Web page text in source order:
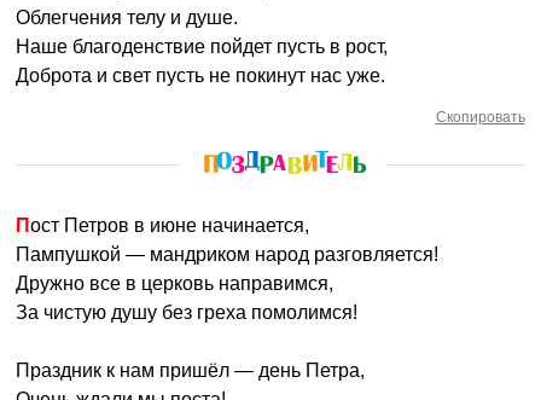
Облегчения телу и душе.
Наше благоденствие пойдет пусть в рост,
Доброта и свет пусть не покинут нас уже.
Скопировать
Пост Петров в июне начинается,
Пампушкой — мандриком народ разговляется!
Дружно все в церковь направимся,
За чистую душу без греха помолимся!
Праздник к нам пришёл — день Петра,